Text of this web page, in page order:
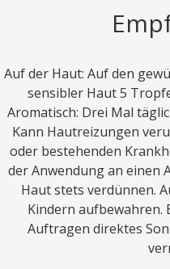
Auf der Haut: Auf den
sensibler Haut 5
Aromatisch: Drei Mal
Kann Hautreizungen
oder bestehenden
der Anwendung an einen
Haut stets verdünnen.
Kindern aufbewahren.
Auftragen direktes